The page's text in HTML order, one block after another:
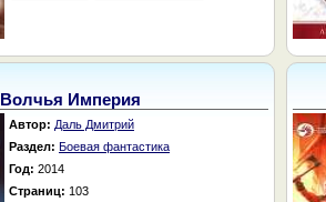
Волчья Империя
Автор: Даль Дмитрий
Раздел: Боевая фантастика
Год: 2014
Страниц: 103